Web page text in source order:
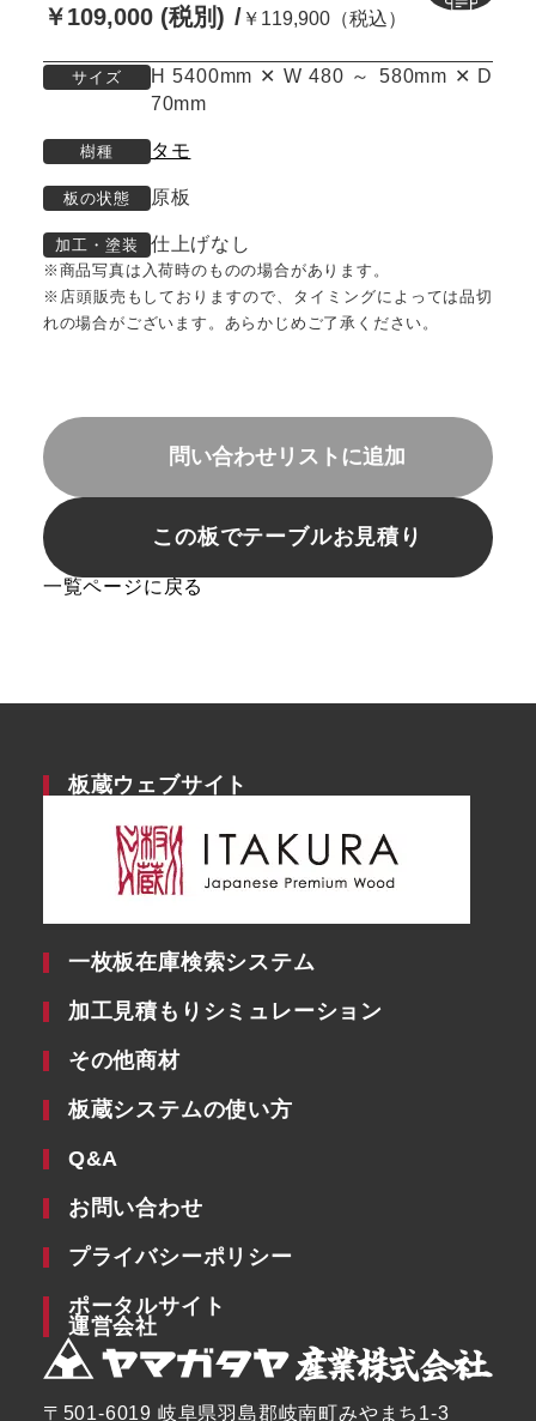
￥109,000 (税別) ￥119,900（税込）
サイズ
H 5400mm ✕ W 480 ～ 580mm ✕ D
70mm
樹種 タモ
板の状態 原板
加工・塗装 仕上げなし
※商品写真は入荷時のものの場合があります。
※店頭販売もしておりますので、タイミングによっては品切
れの場合がございます。あらかじめご了承ください。
問い合わせリストに追加
この板でテーブルお見積り
一覧ページに戻る
板蔵ウェブサイト
一枚板在庫検索システム
加工見積もりシミュレーション
その他商材
板蔵システムの使い方
Q&A
お問い合わせ
プライバシーポリシー
ポータルサイト
運営会社
〒501-6019 岐阜県羽島郡岐南町みやまち1-3